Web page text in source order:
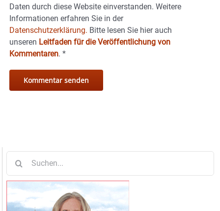
Daten durch diese Website einverstanden. Weitere
Informationen erfahren Sie in der
Datenschutzerklärung. Bitte lesen Sie hier auch
unseren Leitfaden für die Veröffentlichung von
Kommentaren. *
nach: